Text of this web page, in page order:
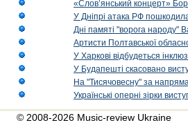
«Слов’янський концерт»
У Дніпрі атака РФ
Дні памяті "ворога народу"
Артисти Полтавської
У Харкові відбудеться
У Будапешті скасовано
На "Тисячовесну" за
Українські оперні зірки
© 2008-2026 Music-review Ukraine